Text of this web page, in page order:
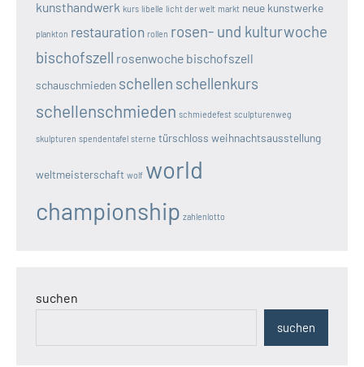
kunsthandwerk kurs libelle licht der welt markt neue kunstwerke
plankton restauration rollen rosen- und kulturwoche
bischofszell rosenwoche bischofszell
schauschmieden schellen schellenkurs
schellenschmieden schmiedefest sculpturenweg
skulpturen spendentafel sterne türschloss weihnachtsausstellung
weltmeisterschaft wolf world
championship zahlenlotto
suchen
suchen